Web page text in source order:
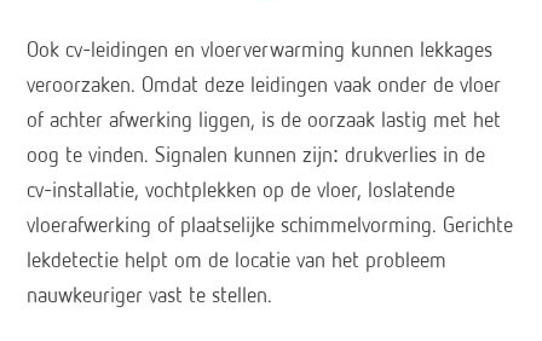
Ook cv-leidingen en vloerverwarming kunnen lekkages
veroorzaken. Omdat deze leidingen vaak onder de vloer
of achter afwerking liggen, is de oorzaak lastig met het
oog te vinden. Signalen kunnen zijn: drukverlies in de
cv-installatie, vochtplekken op de vloer, loslatende
vloerafwerking of plaatselijke schimmelvorming. Gerichte
lekdetectie helpt om de locatie van het probleem
nauwkeuriger vast te stellen.